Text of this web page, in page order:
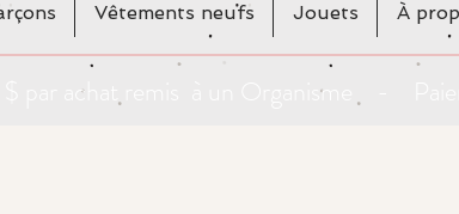
Vêtements neufs Jouets À
par achat remis à un Organisme -